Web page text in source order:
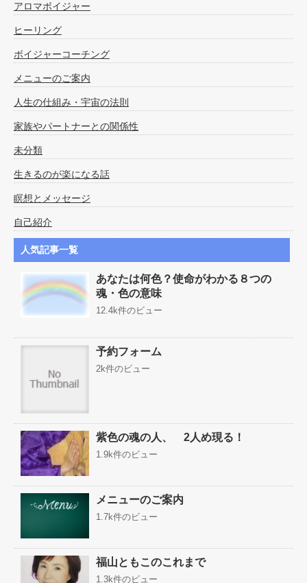
アロマボイジャー
ヒーリング
ボイジャーコーチング
メニューのご案内
人生の仕組み・宇宙の法則
家族やパートナーとの関係性
未分類
生きるのが楽になる話
瞑想とメッセージ
自己紹介
人気記事一覧
あなたは何色？使命がわかる８つの
魂・色の意味
12.4k件のビュー
予約フォーム
2k件のビュー
紫色の魂の人、 2人め現る！
1.9k件のビュー
メニューのご案内
1.7k件のビュー
福山ともこのこれまで
1.3k件のビュー